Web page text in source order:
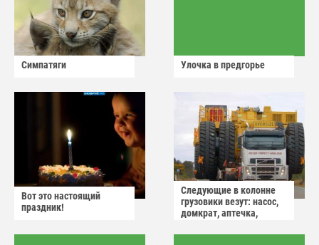
Симпатяги Улочка в предгорье
Вот это настоящий
праздник!
Следующие в колонне
грузовики везут: насос,
домкрат, аптечка,